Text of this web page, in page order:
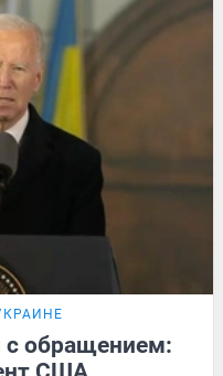
обращением: